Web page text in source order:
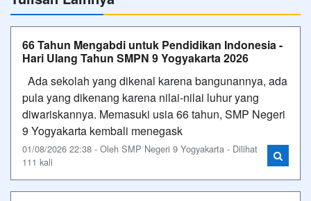
66 Tahun Mengabdi untuk Pendidikan Indonesia -
Hari Ulang Tahun SMPN 9 Yogyakarta 2026
Ada sekolah yang dikenal karena bangunannya, ada
pula yang dikenang karena nilai-nilai luhur yang
diwariskannya. Memasuki usia 66 tahun, SMP Negeri
9 Yogyakarta kembali menegask
01/08/2026 22:38 - Oleh SMP Negeri 9 Yogyakarta - Dilihat
111 kali